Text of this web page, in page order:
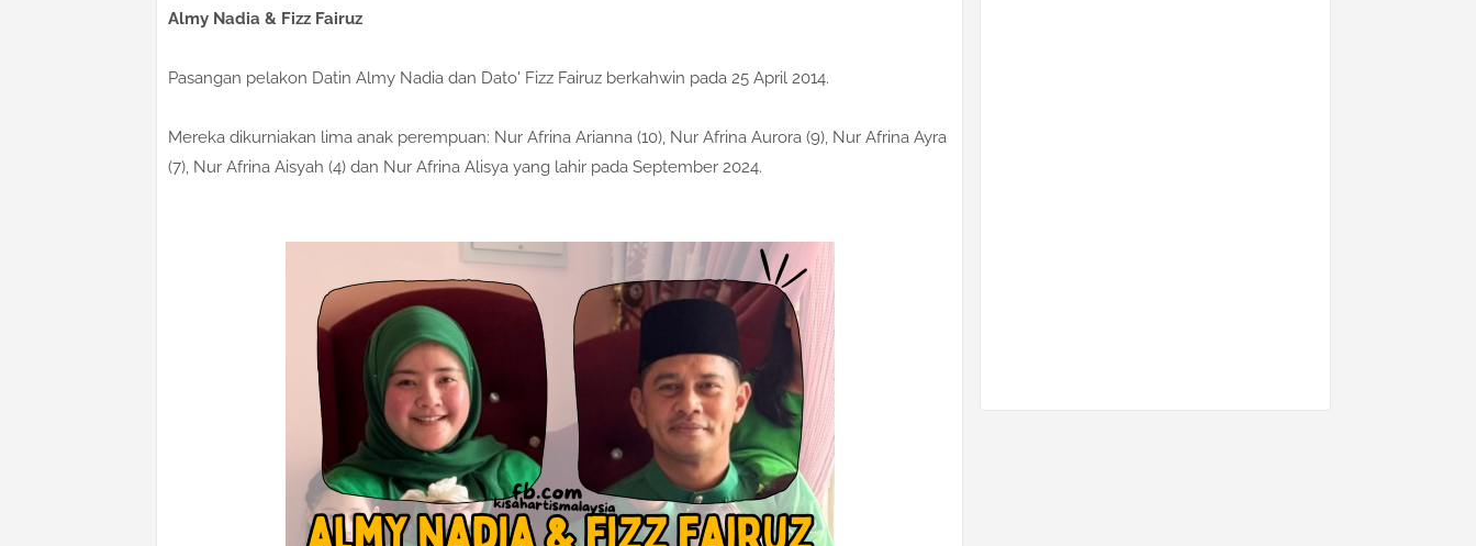
Almy Nadia & Fizz Fairuz
Pasangan pelakon Datin Almy Nadia dan Dato' Fizz Fairuz berkahwin pada 25 April 2014.
Mereka dikurniakan lima anak perempuan: Nur Afrina Arianna (10), Nur Afrina Aurora (9), Nur Afrina Ayra
(7), Nur Afrina Aisyah (4) dan Nur Afrina Alisya yang lahir pada September 2024.